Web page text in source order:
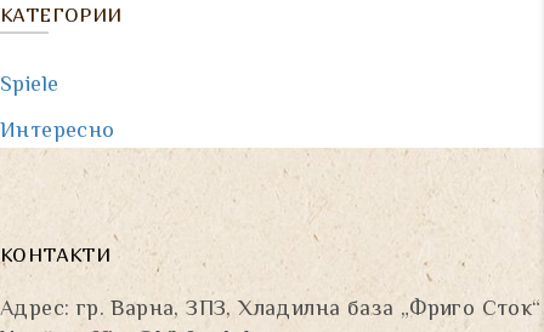
КАТЕГОРИИ
Spiele
Интересно
КОНТАКТИ
Адрес: гр. Варна, ЗПЗ, Хладилна база „Фриго Сток“